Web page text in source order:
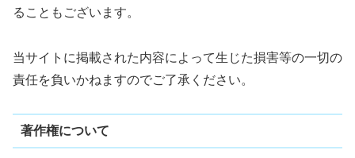
ることもございます。
当サイトに掲載された内容によって生じた損害等の一切の
責任を負いかねますのでご了承ください。
著作権について